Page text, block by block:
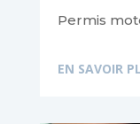
Permis
EN SAVOIR